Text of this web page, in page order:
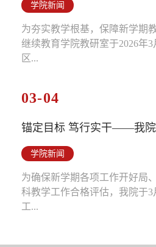
学院新闻
为夯实教学根基，保障新学期
继续教育学院教研室于2026年
区...
03-04
学院新闻
为确保新学期各项工作开好局
科教学工作合格评估，我院于3
工...